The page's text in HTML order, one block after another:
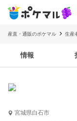
産直・通販のポケマル 生産
情報
宮城県白石市